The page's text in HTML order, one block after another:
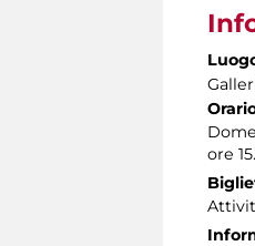
ore